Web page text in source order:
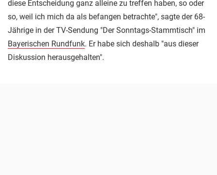
diese Entscheidung ganz alleine zu treffen haben, so oder
so, weil ich mich da als befangen betrachte", sagte der 68-
Jährige in der TV-Sendung "Der Sonntags-Stammtisch" im
Bayerischen Rundfunk. Er habe sich deshalb "aus dieser
Diskussion herausgehalten".